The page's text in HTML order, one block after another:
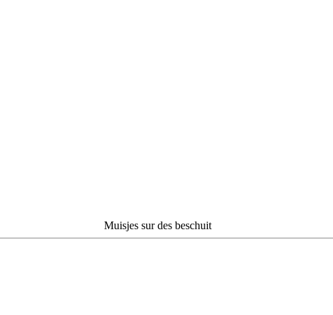
Muisjes sur des beschuit